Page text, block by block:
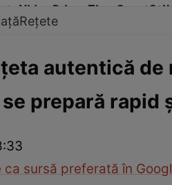
Video Prime Time SportStil
EvenimenteHoroscopRețete
Rețete
autentică de
prepară rapid
sursă preferată în